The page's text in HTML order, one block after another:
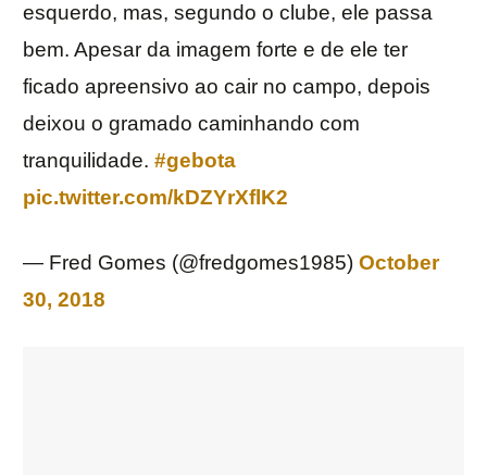
esquerdo, mas, segundo o clube, ele passa
bem. Apesar da imagem forte e de ele ter
ficado apreensivo ao cair no campo, depois
deixou o gramado caminhando com
tranquilidade. #gebota
pic.twitter.com/kDZYrXflK2
— Fred Gomes (@fredgomes1985) October
30, 2018